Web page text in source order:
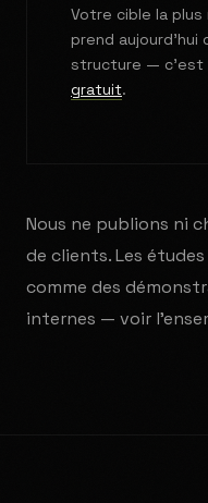
Votre cible la
prend aujourd'hui
structure — c'est
gratuit.
Nous ne publions ni
de clients. Les
comme des
internes — voir